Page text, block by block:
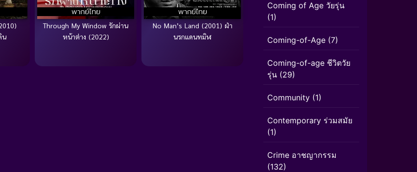
น
พากย์ไทย
Through My Window รักผ่าน
หน้าต่าง (2022)
พากย์ไทย
No Man’s Land (2001) ฝ่า
นรกแดนทมิฬ
Coming of Age วัยรุ่น
(1)
Coming-of-Age (7)
Coming-of-age ชีวิตวัย
รุ่น (29)
Community (1)
Contemporary ร่วมสมัย
(1)
Crime อาชญากรรม
(132)